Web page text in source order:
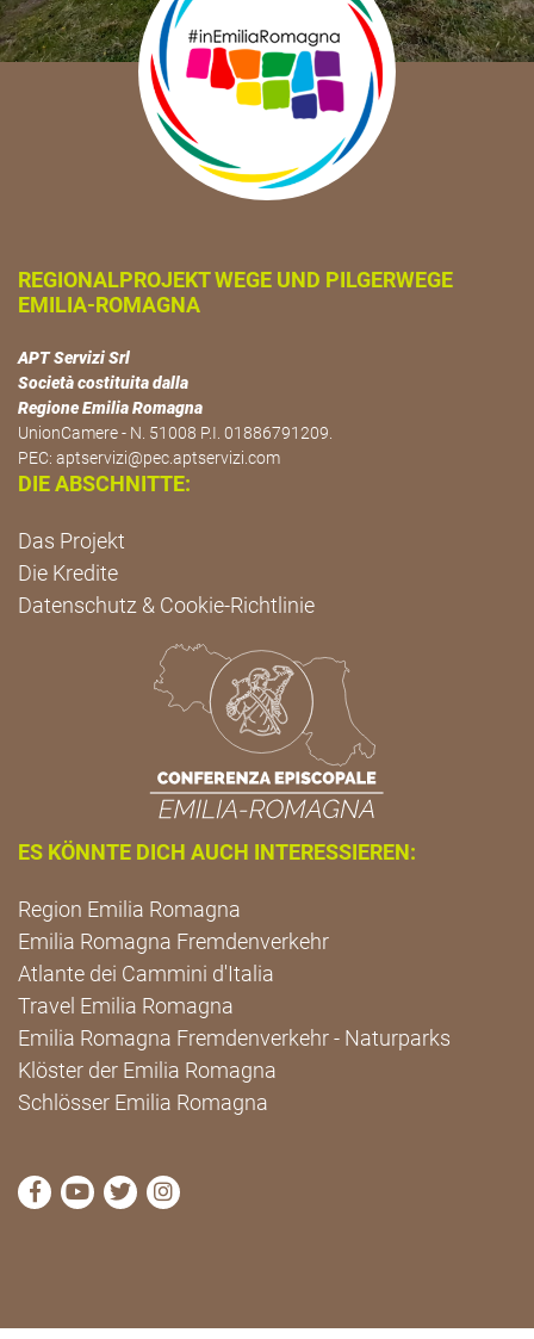
REGIONALPROJEKT WEGE UND PILGERWEGE
EMILIA-ROMAGNA
APT Servizi Srl
Società costituita dalla
Regione Emilia Romagna
UnionCamere - N. 51008 P.I. 01886791209.
PEC: aptservizi@pec.aptservizi.com
DIE ABSCHNITTE:
Das Projekt
Die Kredite
Datenschutz & Cookie-Richtlinie
ES KÖNNTE DICH AUCH INTERESSIEREN:
Region Emilia Romagna
Emilia Romagna Fremdenverkehr
Atlante dei Cammini d'Italia
Travel Emilia Romagna
Emilia Romagna Fremdenverkehr - Naturparks
Klöster der Emilia Romagna
Schlösser Emilia Romagna
die Seite Facebook von Cammini Emilia-Romagna
die Seite YouTube von Cammini Emilia-
die Seite Twitter von Cammini Emilia-
die Seite Instagram von Cammini